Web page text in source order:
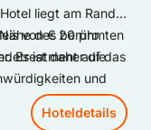
liegt am Rande
des berühmten
Es ist daher die
und
und dennoch
von € 20 pro
auf das
Hoteldetails